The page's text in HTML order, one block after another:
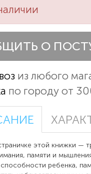
О
из любого
по городу от
этой книжки —
памяти и
ребенка,